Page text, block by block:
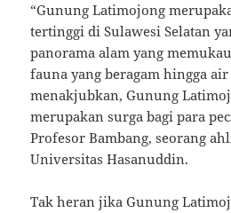
“Gunung Latimojong
tertinggi di Sulawesi Selatan
panorama alam yang
fauna yang beragam hingga
menakjubkan, Gunung
merupakan surga bagi para
Profesor Bambang, seorang
Universitas Hasanuddin.
Tak heran jika Gunung